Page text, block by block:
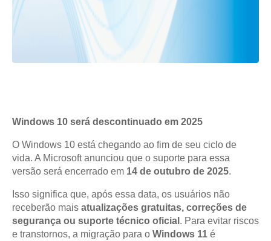
Windows 10 será descontinuado em 2025
O Windows 10 está chegando ao fim de seu ciclo de
vida. A Microsoft anunciou que o suporte para essa
versão será encerrado em 14 de outubro de 2025.
Isso significa que, após essa data, os usuários não
receberão mais atualizações gratuitas, correções de
segurança ou suporte técnico oficial . Para evitar riscos
e transtornos, a migração para o Windows 11 é